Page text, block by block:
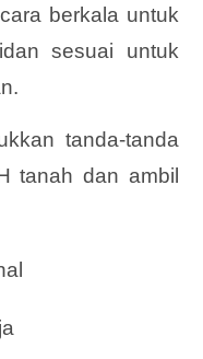
berkala untuk
sesuai untuk
tanda-tanda
tanah dan ambil